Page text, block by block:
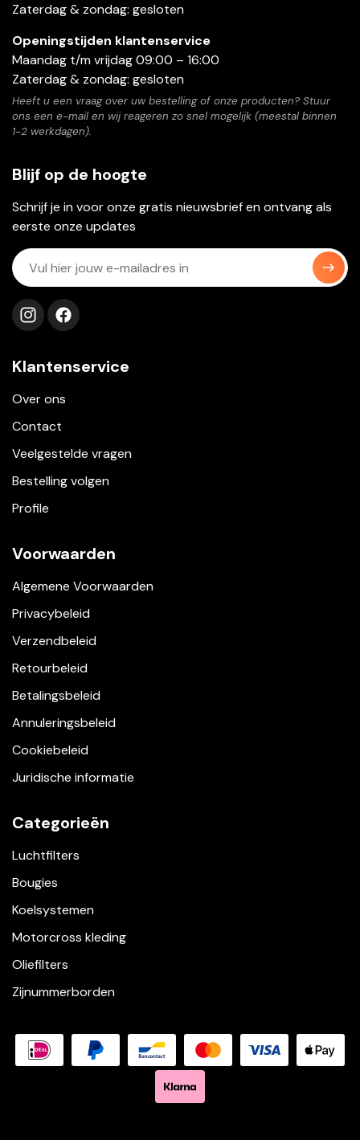
Zaterdag & zondag: gesloten
Openingstijden klantenservice
Maandag t/m vrijdag 09:00 – 16:00
Zaterdag & zondag: gesloten
Heeft u een vraag over uw bestelling of onze producten? Stuur
ons een e-mail en wij reageren zo snel mogelijk (meestal binnen
1-2 werkdagen).
Blijf op de hoogte
Schrijf je in voor onze gratis nieuwsbrief en ontvang als
eerste onze updates
Volg ons op instagram
Volg ons op facebook
Klantenservice
Over ons
Contact
Veelgestelde vragen
Bestelling volgen
Profile
Voorwaarden
Algemene Voorwaarden
Privacybeleid
Verzendbeleid
Retourbeleid
Betalingsbeleid
Annuleringsbeleid
Cookiebeleid
Juridische informatie
Categorieën
Luchtfilters
Bougies
Koelsystemen
Motorcross kleding
Oliefilters
Zijnummerborden